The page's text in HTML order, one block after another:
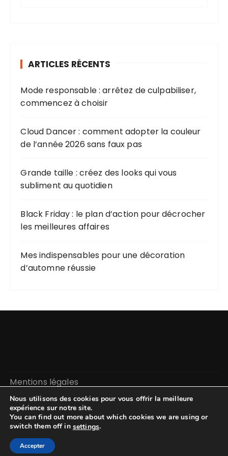
e
p
u
r
ARTICLES RÉCENTS
Mode responsable : arrêtez de culpabiliser,
commencez à choisir
Cloud Dancer : comment adopter la couleur
de l’année 2026 sans faux pas
Grande taille : créez des looks qui vous
subliment au quotidien
Black Friday : le plan d’action pour décrocher
les meilleures affaires
Mes indispensables pour une décoration
d’automne réussie
Mentions légales
GuCherry Blog par
Nous utilisons des cookies pour vous offrir la meilleure
expérience sur notre site.
You can find out more about which cookies we are using or
switch them off in settings.
Accepter